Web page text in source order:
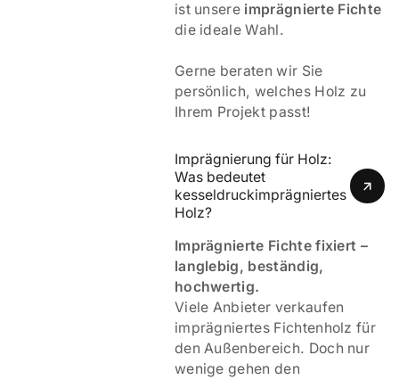
ist unsere imprägnierte Fichte
die ideale Wahl.
Gerne beraten wir Sie
persönlich, welches Holz zu
Ihrem Projekt passt!
Imprägnierung für Holz:
Was bedeutet
kesseldruckimprägniertes
Holz?
Imprägnierte Fichte fixiert –
langlebig, beständig,
hochwertig.
Viele Anbieter verkaufen
imprägniertes Fichtenholz für
den Außenbereich. Doch nur
wenige gehen den